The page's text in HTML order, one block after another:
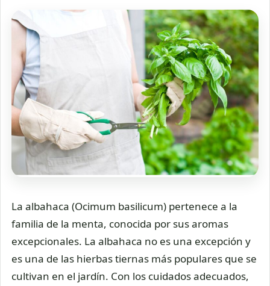
La albahaca (Ocimum basilicum) pertenece a la
familia de la menta, conocida por sus aromas
excepcionales. La albahaca no es una excepción y
es una de las hierbas tiernas más populares que se
cultivan en el jardín. Con los cuidados adecuados,